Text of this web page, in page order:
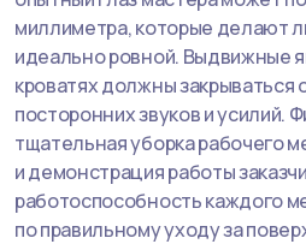
миллиметра, которые делают
идеально ровной. Выдвижные
кроватях должны закрываться
посторонних звуков и усилий.
тщательная уборка рабочего
и демонстрация работы
работоспособность каждого
по правильному уходу за